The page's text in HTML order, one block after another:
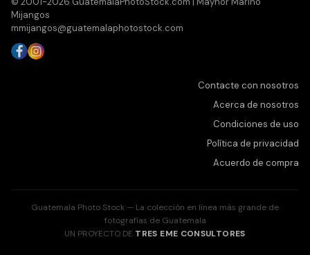
Mijangos
mmijangos@guatemalaphotostock.com
Contacte con nosotros
Acerca de nosotros
Condiciones de uso
Política de privacidad
Acuerdo de compra
Guatemala Photo Stock — La colección en línea más grande de
fotografías de Guatemala
UN PROYECTO DE TRES EME CONSULTORES